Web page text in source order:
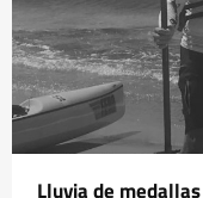
Lluvia de